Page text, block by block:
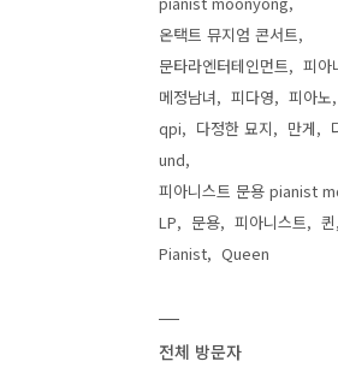
온택트 뮤지엄 콘서트
문타라엔터테인먼트
피아
메정남녀
피다영 피아노
qpi
다정한 묘지 만게
und
피아니스트 문용 pianist
LP
문용 피아니스트 퀸
Pianist
Queen
전체 방문자